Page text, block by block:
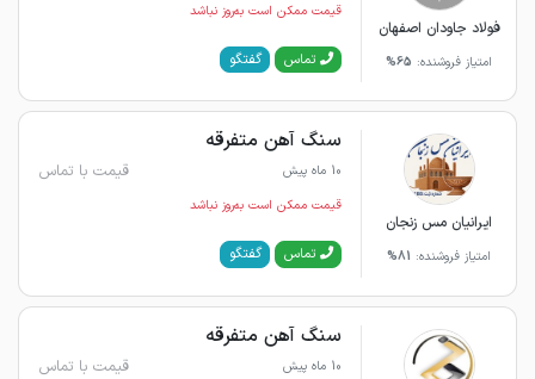
فولاد جاودان اصفهان
امتیاز فروشنده: 65%
قیمت ممکن است به‌روز نباشد
تماس گفتگو
ایرانیان مس زنجان
امتیاز فروشنده: 81%
سنگ آهن متفرقه
10 ماه پیش قیمت با تماس
قیمت ممکن است به‌روز نباشد
تماس گفتگو
سنگ آهن متفرقه
10 ماه پیش قیمت با تماس